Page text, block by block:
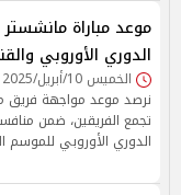
موعد مباراة
الدوري الأوروبي
الخميس 10/أبريل/2025 - 12:08 م
نرصد موعد مواجهة فريق
الدوري الأوروبي للموسم الجاري